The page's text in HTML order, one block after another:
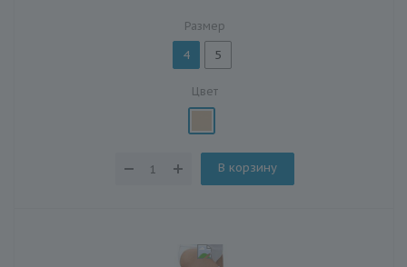
Размер
4 5
Цвет
В корзину